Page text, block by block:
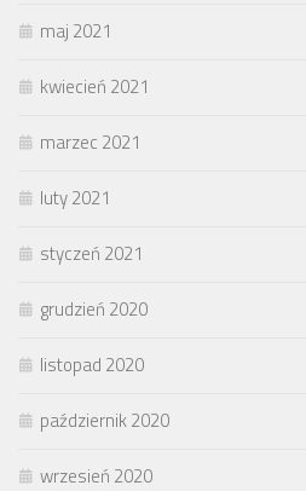
maj 2021
kwiecień 2021
marzec 2021
luty 2021
styczeń 2021
grudzień 2020
listopad 2020
październik 2020
wrzesień 2020